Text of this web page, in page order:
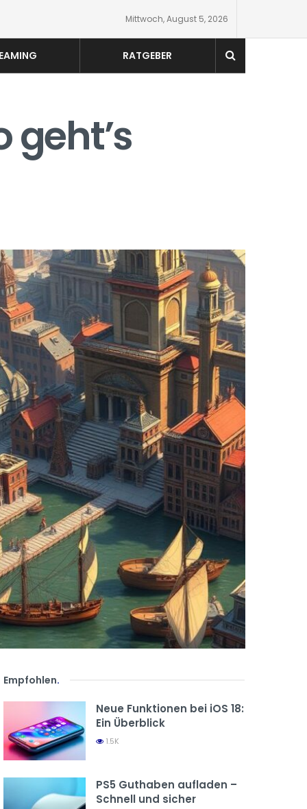
Mittwoch, August 5, 2026
RATGEBER
geht’s
Empfohlen.
Neue Funktionen bei iOS 18:
Ein Überblick
1.5K
PS5 Guthaben aufladen –
Schnell und sicher